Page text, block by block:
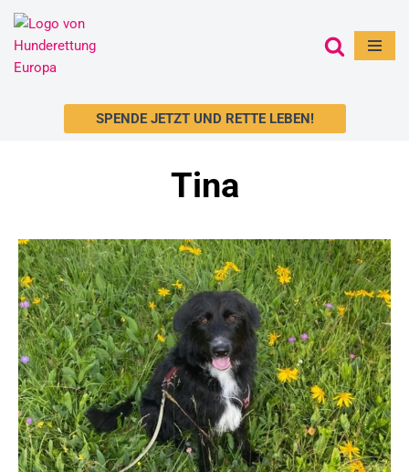
Zum
Inhalt
SPENDE JETZT UND RETTE LEBEN!
Tina